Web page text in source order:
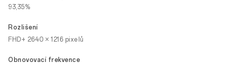
93,35%
Rozlišení
FHD+ 2640 × 1216 pixelů
Obnovovací frekvence